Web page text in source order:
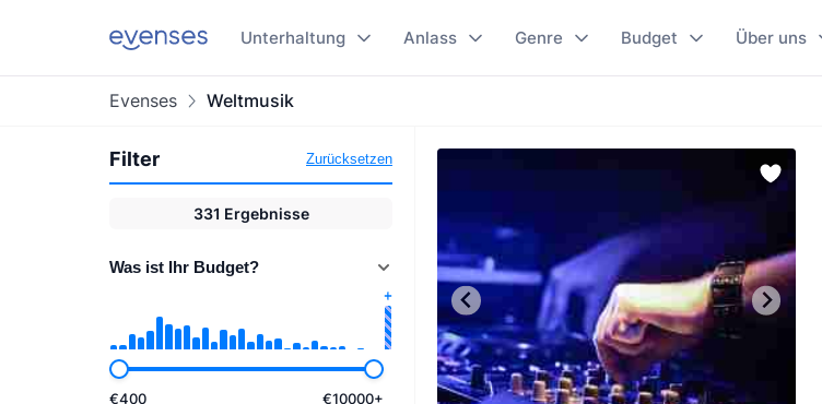
Unterhaltung Anlass Genre Budget Über uns
Evenses Weltmusik
Filter Zurücksetzen
331 Ergebnisse
Was ist Ihr Budget?
€400 €10000+